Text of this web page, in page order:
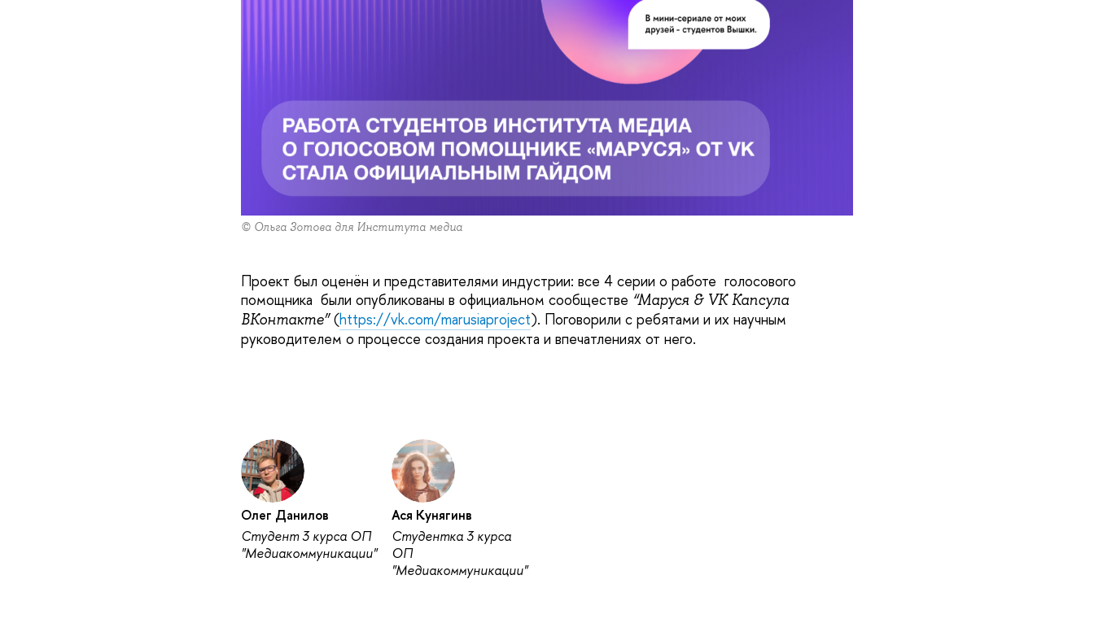
© Ольга Зотова для Института медиа
Проект был оценён и представителями индустрии: все 4 серии о работе голосового
помощника были опубликованы в официальном сообществе “Маруся & VK Капсула
ВКонтакте”(https://vk.com/marusiaproject). Поговорили с ребятами и их научным
руководителем о процессе создания проекта и впечатлениях от него.
Олег Данилов
Студент 3 курса ОП
"Медиакоммуникации"
Ася Кунягинв
Студентка 3 курса
ОП
"Медиакоммуникации"